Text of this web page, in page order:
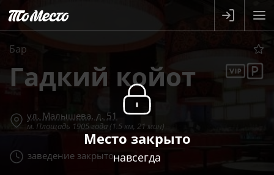
Бар
Гадкий койот
ул. Малышева, д. 51
м. Площадь 1905 года (1.5 км, 21 мин)
заведение закрыто
Место закрыто
навсегда